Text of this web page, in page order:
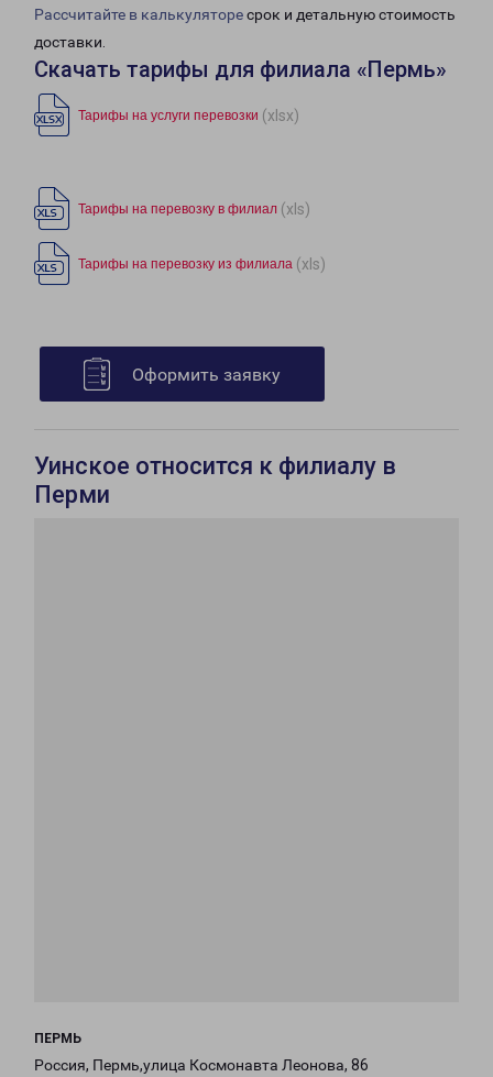
Рассчитайте в калькуляторесрок и детальную стоимость
доставки.
Скачать тарифы для филиала «Пермь»
Тарифы на услуги перевозки (xlsx)
Тарифы на перевозку в филиал (xls)
Тарифы на перевозку из филиала (xls)
Оформить заявку
Уинское относится к филиалу в
Перми
ПЕРМЬ
Россия, Пермь,улица Космонавта Леонова, 86